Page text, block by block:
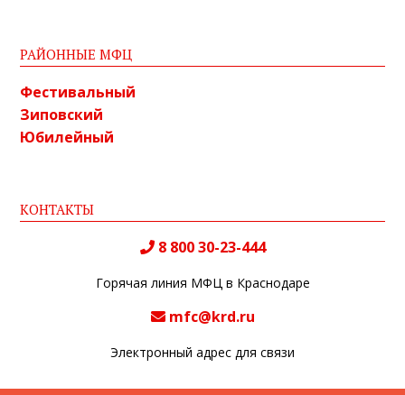
РАЙОННЫЕ МФЦ
Фестивальный
Зиповский
Юбилейный
КОНТАКТЫ
8 800 30-23-444
Горячая линия МФЦ в Краснодаре
mfc@krd.ru
Электронный адрес для связи